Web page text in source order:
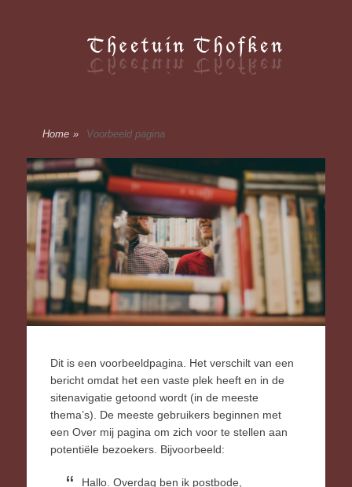
Home » Voorbeeld pagina
Dit is een voorbeeldpagina. Het verschilt van een
bericht omdat het een vaste plek heeft en in de
sitenavigatie getoond wordt (in de meeste
thema’s). De meeste gebruikers beginnen met
een Over mij pagina om zich voor te stellen aan
potentiële bezoekers. Bijvoorbeeld:
Hallo. Overdag ben ik postbode,